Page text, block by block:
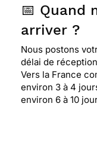
📅 Quand
arriver ?
Nous postons
délai de
Vers la France
environ 3 à 4
environ 6 à 10